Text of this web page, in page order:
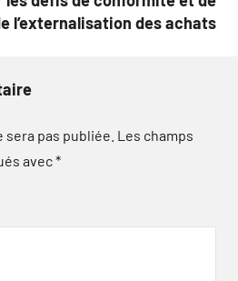
l’externalisation des achats
pas publiée. Les champs
avec*